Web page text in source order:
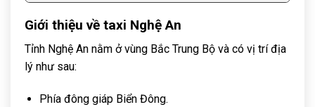
Giới thiệu về taxi Nghệ An
Tỉnh Nghệ An nằm ở vùng Bắc Trung Bộ và có vị trí địa
lý như sau:
Phía đông giáp Biển Đông.